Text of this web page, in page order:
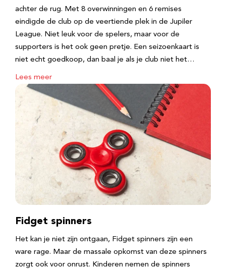
achter de rug. Met 8 overwinningen en 6 remises
eindigde de club op de veertiende plek in de Jupiler
League. Niet leuk voor de spelers, maar voor de
supporters is het ook geen pretje. Een seizoenkaart is
niet echt goedkoop, dan baal je als je club niet het…
Lees meer
Fidget spinners
Het kan je niet zijn ontgaan, Fidget spinners zijn een
ware rage. Maar de massale opkomst van deze spinners
zorgt ook voor onrust. Kinderen nemen de spinners